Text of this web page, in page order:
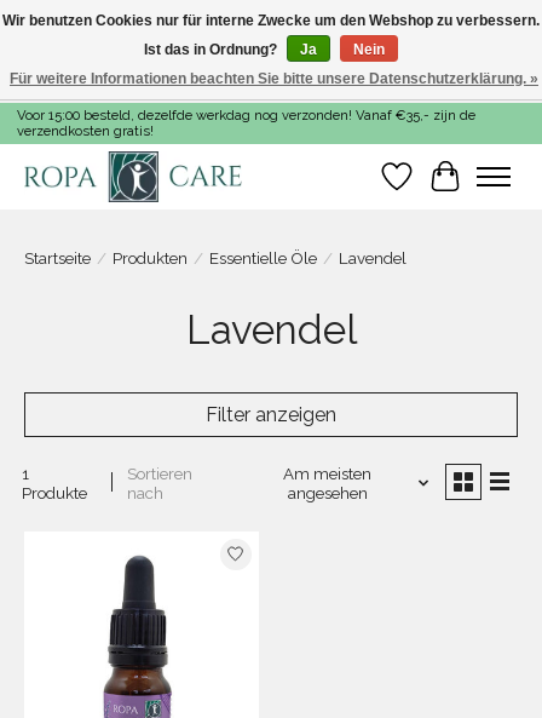
Voor 15:00 besteld, dezelfde werkdag nog verzonden! Vanaf €35,- zijn de
verzendkosten gratis!
Wunschzettel
Ihr
Startseite / Produkten / Essentielle Öle / Lavendel
Lavendel
Filter anzeigen
1
Produkte
Sortieren
nach
Am meisten
angesehen
Wir benutzen Cookies nur für interne Zwecke um den Webshop zu verbessern.
Ist das in Ordnung?
Ja
Nein
Für weitere Informationen beachten Sie bitte unsere Datenschutzerklärung. »